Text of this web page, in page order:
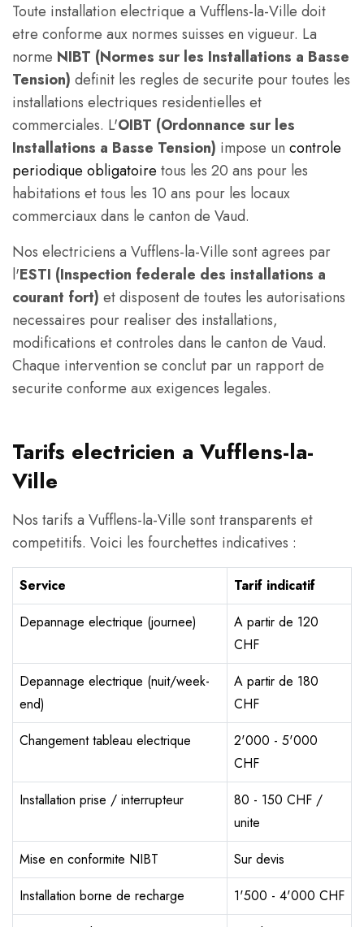
Toute installation electrique a Vufflens-la-Ville doit
etre conforme aux normes suisses en vigueur. La
norme NIBT (Normes sur les Installations a Basse
Tension) definit les regles de securite pour toutes les
installations electriques residentielles et
commerciales. L'OIBT (Ordonnance sur les
Installations a Basse Tension) impose un controle
periodique obligatoire tous les 20 ans pour les
habitations et tous les 10 ans pour les locaux
commerciaux dans le canton de Vaud.
Nos electriciens a Vufflens-la-Ville sont agrees par
l'ESTI (Inspection federale des installations a
courant fort) et disposent de toutes les autorisations
necessaires pour realiser des installations,
modifications et controles dans le canton de Vaud.
Chaque intervention se conclut par un rapport de
securite conforme aux exigences legales.
Tarifs electricien a Vufflens-la-
Ville
Nos tarifs a Vufflens-la-Ville sont transparents et
competitifs. Voici les fourchettes indicatives :
Service
Tarif indicatif
Depannage electrique (journee)
A partir de 120
CHF
Depannage electrique (nuit/week-
end)
A partir de 180
CHF
Changement tableau electrique
2'000 - 5'000
CHF
Installation prise / interrupteur
80 - 150 CHF /
unite
Mise en conformite NIBT
Sur devis
Installation borne de recharge
1'500 - 4'000 CHF